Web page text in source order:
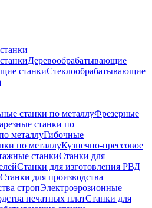
Деревообрабатывающие
станкиСтеклообрабатывающие
станки по металлуФрезерные
станки по
металлуГибочные
по металлуКузнечно-прессовое
станкиСтанки для
Станки для изготовления РВД
Станки для производства
стропЭлектроэрозионные
печатных платСтанки для